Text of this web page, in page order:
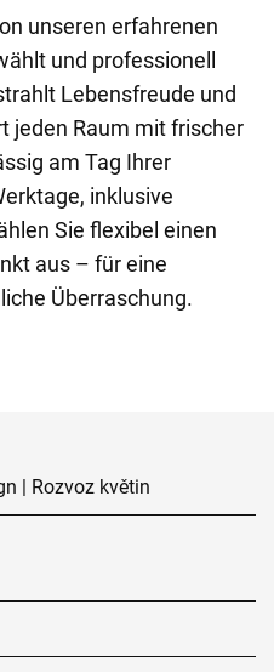
unseren erfahrenen
und professionell
Lebensfreude und
jeden Raum mit frischer
am Tag Ihrer
inklusive
Sie flexibel einen
aus – für eine
Überraschung.
| Rozvoz květin